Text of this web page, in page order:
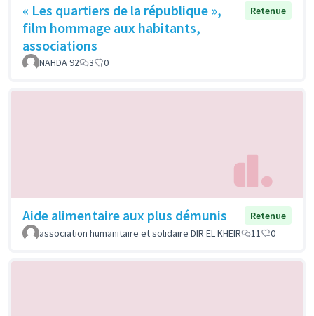
« Les quartiers de la république »,
film hommage aux habitants,
associations
Retenue
NAHDA 92 3 0
Aide alimentaire aux plus démunis
Retenue
association humanitaire et solidaire DIR EL KHEIR
11 0